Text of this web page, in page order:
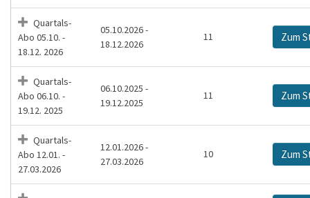
Quartals-
Abo 05.10. -
18.12. 2026
05.10.2026 -
18.12.2026
11 Zum
Quartals-
Abo 06.10. -
19.12. 2025
06.10.2025 -
19.12.2025
11 Zum
Quartals-
Abo 12.01. -
27.03.2026
12.01.2026 -
27.03.2026
10 Zum